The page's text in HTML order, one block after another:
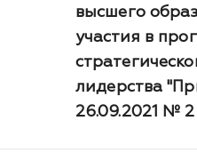
высшего
участия в
лидерства
26.09.2021 № 2